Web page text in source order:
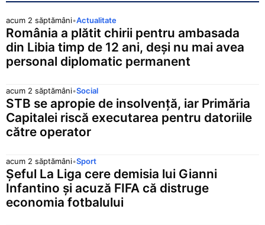
1,4081 lei ▼ 0,0009
INR
Rupie indiană
0,0474 lei ▼ 0,0002
100 ISK 3,5292 lei
100 JPY
Yen japonez
2,7667 lei ▼ 0,0009
100 KRW
Won sud-coreean
MDL
Leu moldovenesc
MXN
Peso mexican
0,2481 lei
acum 2 săptămâni•Actualitate
România a plătit chirii pentru ambasada
din Libia timp de 12 ani, deși nu mai avea
personal diplomatic permanent
acum 2 săptămâni•Social
STB se apropie de insolvență, iar Primăria
Capitalei riscă executarea pentru datoriile
către operator
acum 2 săptămâni•Sport
Șeful La Liga cere demisia lui Gianni
Infantino și acuză FIFA că distruge
economia fotbalului